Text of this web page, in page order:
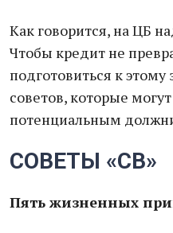
Как говорится, на ЦБ
Чтобы кредит не
подготовиться к этому
советов, которые
потенциальным
СОВЕТЫ «СВ»
Пять жизненных